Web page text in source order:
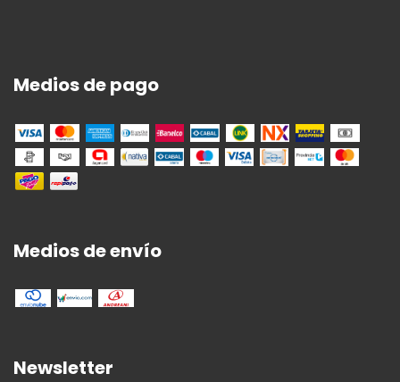
Medios de pago
Medios de envío
Newsletter